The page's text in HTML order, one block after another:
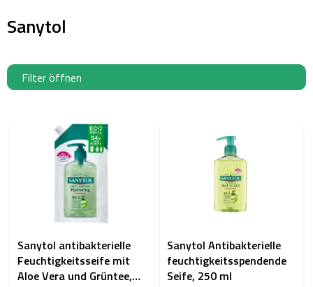
Sanytol
Filter öffnen
Sanytol antibakterielle
Feuchtigkeitsseife mit
Aloe Vera und Grüntee,
Sanytol Antibakterielle
feuchtigkeitsspendende
Seife, 250 ml